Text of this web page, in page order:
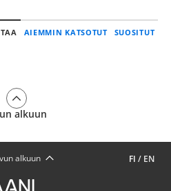
AIEMMIN KATSOTUT SUOSITUT
alkuun
FI / EN
alkuun